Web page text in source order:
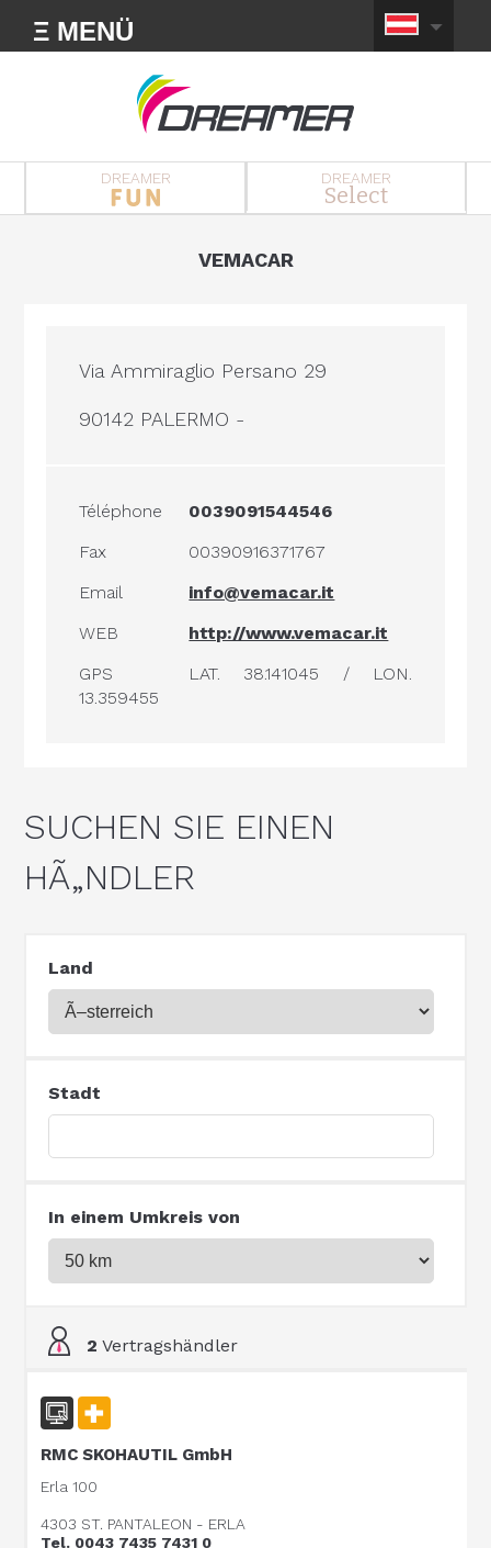
Ξ MENÜ
DREAMER DREAMER
Select
VEMACAR
Via Ammiraglio Persano 29
90142 PALERMO -
Téléphone
0039091544546
Fax
00390916371767
Email
info@vemacar.it
WEB
http://www.vemacar.it
GPS
LAT. 38.141045 / LON.
13.359455
SUCHEN SIE EINEN
HÃ„NDLER
Land
Stadt
In einem Umkreis von
2 Vertragshändler
RMC SKOHAUTIL GmbH
Erla 100
4303 ST. PANTALEON - ERLA
Tel. 0043 7435 7431 0